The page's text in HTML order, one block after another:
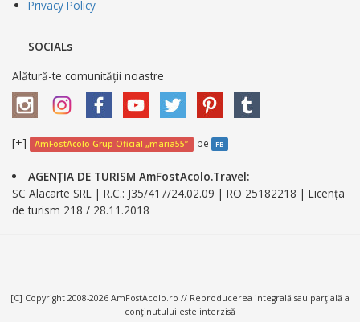
Privacy Policy
SOCIALs
Alătură-te comunității noastre
[+] AmFostAcolo Grup Oficial „maria55” pe FB
AGENȚIA DE TURISM AmFostAcolo.Travel:
SC Alacarte SRL | R.C.: J35/417/24.02.09 | RO 25182218 | Licența
de turism 218 / 28.11.2018
[C] Copyright 2008-2026 AmFostAcolo.ro // Reproducerea integrală sau parţială a
conţinutului este interzisă